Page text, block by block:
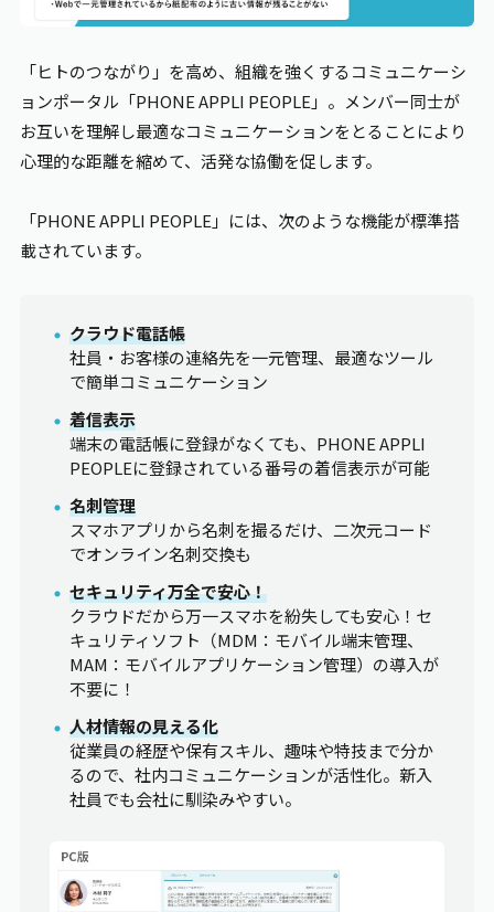
「ヒトのつながり」を高め、組織を強くするコミュニケーシ
ョンポータル「PHONEAPPLI PEOPLE 」。メンバー同士が
お互いを理解し最適なコミュニケーションをとることにより
心理的な距離を縮めて、活発な協働を促します。
「PHONEAPPLI PEOPLE 」には、次のような機能が標準搭
載されています。
クラウド電話帳
社員・お客様の連絡先を一元管理、最適なツール
で簡単コミュニケーション
着信表示
端末の電話帳に登録がなくても、PHONEAPPLI
PEOPLEに登録されている番号の着信表示が可能
名刺管理
スマホアプリから名刺を撮るだけ、二次元コード
でオンライン名刺交換も
セキュリティ万全で安心！
クラウドだから万一スマホを紛失しても安心！セ
キュリティソフト（MDM：モバイル端末管理、
MAM：モバイルアプリケーション管理）の導入が
不要に！
人材情報の見える化
従業員の経歴や保有スキル、趣味や特技まで分か
るので、社内コミュニケーションが活性化。新入
社員でも会社に馴染みやすい。